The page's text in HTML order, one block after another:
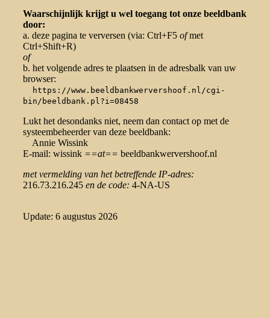
Waarschijnlijk krijgt u wel toegang tot onze beeldbank
door:
a. deze pagina te verversen (via: Ctrl+F5 ofmet
Ctrl+Shift+R)
of
b. het volgende adres te plaatsen in de adresbalk van uw
browser:
https://www.beeldbankwervershoof.nl/cgi-
bin/beeldbank.pl?i=08458
Lukt het desondanks niet, neem dan contact op met de
systeembeheerder van deze beeldbank:
Annie Wissink
E-mail: wissink ==at== beeldbankwervershoof.nl
met vermelding van het betreffende IP-adres:
216.73.216.245 en de code: 4-NA-US
Update: 6 augustus 2026